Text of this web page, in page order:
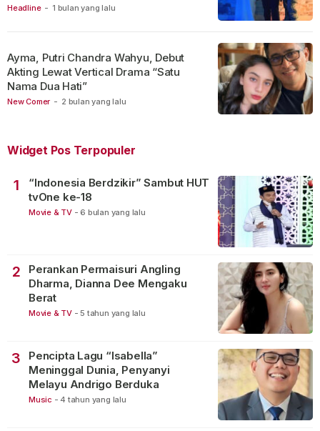
Headline - 1 bulan yang lalu
New Comer - 2 bulan yang lalu
Ayma, Putri Chandra Wahyu, Debut
Akting Lewat Vertical Drama “Satu
Nama Dua Hati”
Widget Pos Terpopuler
1
“Indonesia Berdzikir” Sambut HUT
tvOne ke-18
Movie & TV - 6 bulan yang lalu
2
Perankan Permaisuri Angling
Dharma, Dianna Dee Mengaku
Berat
Movie & TV - 5 tahun yang lalu
3
Pencipta Lagu “Isabella”
Meninggal Dunia, Penyanyi
Melayu Andrigo Berduka
Music - 4 tahun yang lalu